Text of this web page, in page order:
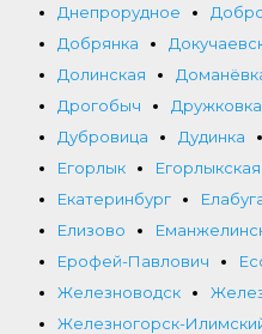
Днепрорудное
Добрянка
Долинская
Дрогобыч
Дружковка
Дубровица
Дудинка
Егорлык
Егорлыкская
Екатеринбург
Елизово
Ерофей-Павлович
Железноводск
Железногорск-